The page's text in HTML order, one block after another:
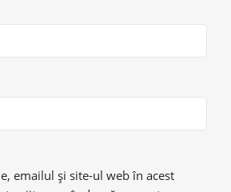
emailul și site-ul web în acest